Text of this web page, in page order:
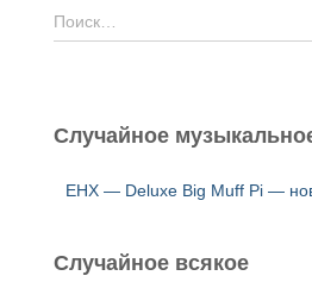
Н
а
:
Поиск…
Случайное
EHX — Deluxe Big Muff Pi —
Случайное всякое